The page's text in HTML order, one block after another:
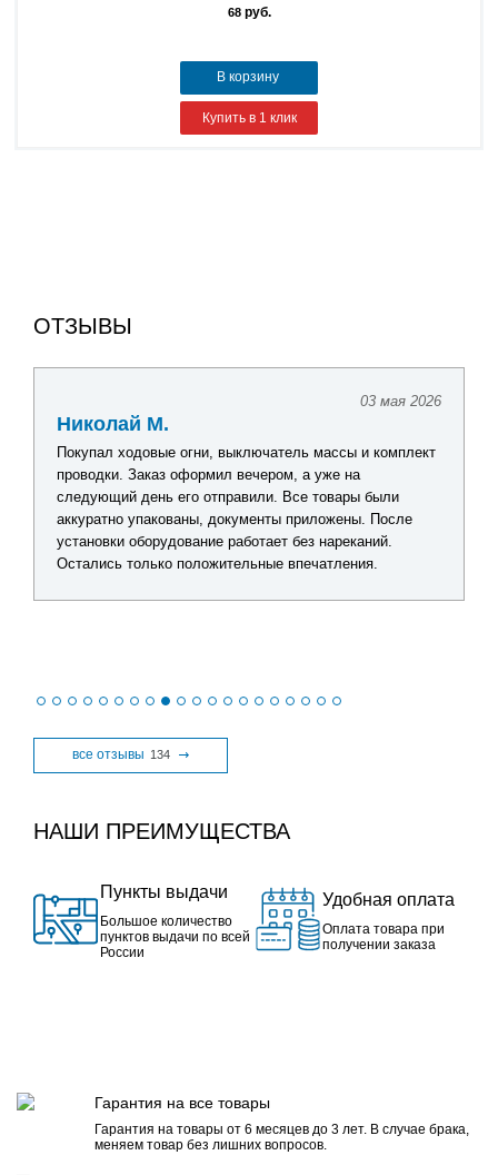
68руб.
В корзину
Купить в 1 клик
ОТЗЫВЫ
03 мая 2026
Николай М.
Покупал ходовые огни, выключатель массы и комплект
проводки. Заказ оформил вечером, а уже на
следующий день его отправили. Все товары были
аккуратно упакованы, документы приложены. После
установки оборудование работает без нареканий.
Остались только положительные впечатления.
все отзывы 134
НАШИ ПРЕИМУЩЕСТВА
Пункты выдачи
Большое количество
пунктов выдачи по всей
России
Удобная оплата
Оплата товара при
получении заказа
Гарантия на все товары
Гарантия на товары от 6 месяцев до 3 лет. В случае брака,
меняем товар без лишних вопросов.